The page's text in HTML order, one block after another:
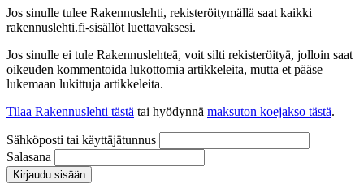
Jos sinulle tulee Rakennuslehti, rekisteröitymällä saat kaikki
rakennuslehti.fi-sisällöt luettavaksesi.
Jos sinulle ei tule Rakennuslehteä, voit silti rekisteröityä, jolloin saat
oikeuden kommentoida lukottomia artikkeleita, mutta et pääse
lukemaan lukittuja artikkeleita.
Tilaa Rakennuslehti tästä tai hyödynnä maksuton koejakso tästä.
Sähköposti tai käyttäjätunnus
Salasana
Kirjaudu sisään